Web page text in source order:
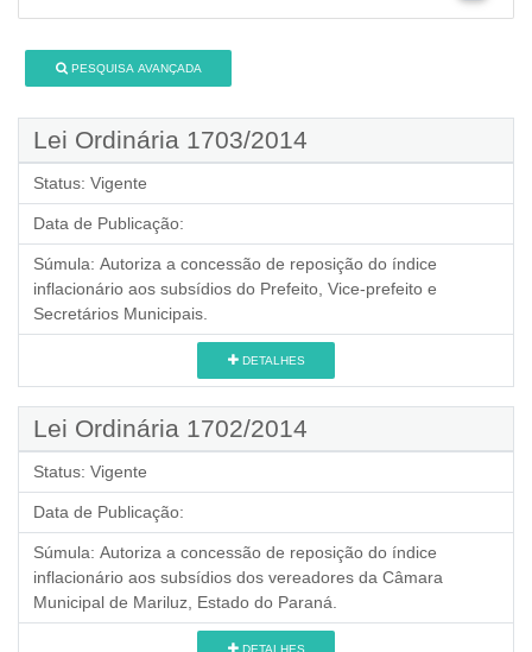
PESQUISA AVANÇADA
Lei Ordinária 1703/2014
Status: Vigente
Data de Publicação:
Súmula: Autoriza a concessão de reposição do índice
inflacionário aos subsídios do Prefeito, Vice-prefeito e
Secretários Municipais.
DETALHES
Lei Ordinária 1702/2014
Status: Vigente
Data de Publicação:
Súmula: Autoriza a concessão de reposição do índice
inflacionário aos subsídios dos vereadores da Câmara
Municipal de Mariluz, Estado do Paraná.
DETALHES